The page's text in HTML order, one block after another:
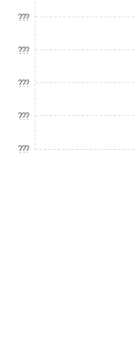
???
???
???
???
???